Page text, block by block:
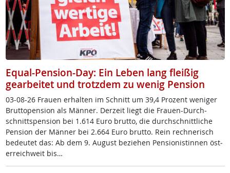
Equal-Pension-Day: Ein Leben lang fleißig
gearbeitet und trotzdem zu wenig Pension
03-08-26 Frau­en er­hal­ten im Schnitt um 39,4 Pro­zent we­ni­ger
Brut­to­pen­si­on als Män­ner. Der­zeit liegt die Frau­en-Durch­
schnitt­s­pen­si­on bei 1.614 Eu­ro brut­to, die durch­schnitt­li­che
Pen­si­on der Män­ner bei 2.664 Eu­ro brut­to. Rein rech­ne­risch
be­deu­tet das: Ab dem 9. Au­gust be­zie­hen Pen­sio­nis­tin­nen ös­t­
er­reich­weit bis…